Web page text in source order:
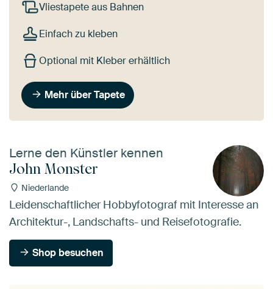
Vliestapete aus Bahnen
Einfach zu kleben
Optional mit Kleber erhältlich
Mehr über Tapete
Lerne den Künstler kennen
John Monster
Niederlande
Leidenschaftlicher Hobbyfotograf mit Interesse an
Architektur-, Landschafts- und Reisefotografie.
Shop besuchen